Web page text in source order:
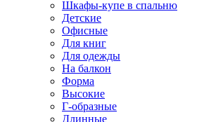
Шкафы-купе в спальню
Детские
Офисные
Для книг
Для одежды
На балкон
Форма
Высокие
Г-образные
Длинные